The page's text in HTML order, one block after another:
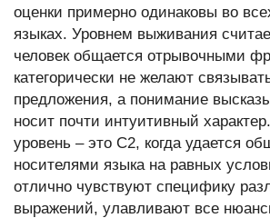
оценки примерно одинаковы во
языках. Уровнем выживания
человек общается отрывочными
категорически не желают
предложения, а понимание
носит почти интуитивный
уровень – это C2, когда удается
носителями языка на равных
отлично чувствуют специфику
выражений, улавливают все